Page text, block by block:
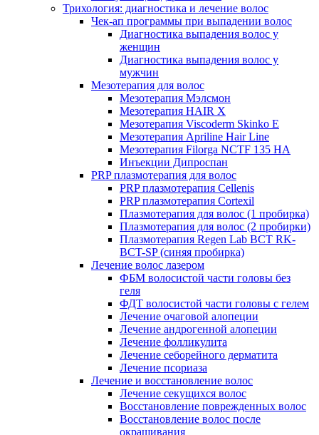
Трихология: диагностика и лечение волос
Чек-ап программы при выпадении волос
Диагностика выпадения волос у
женщин
Диагностика выпадения волос у
мужчин
Мезотерапия для волос
Мезотерапия Мэлсмон
Мезотерапия HAIR X
Мезотерапия Viscoderm Skinko E
Мезотерапия Apriline Hair Line
Мезотерапия Filorga NCTF 135 HA
Инъекции Дипроспан
PRP плазмотерапия для волос
PRP плазмотерапия Cellenis
PRP плазмотерапия Cortexil
Плазмотерапия для волос (1 пробирка)
Плазмотерапия для волос (2 пробирки)
Плазмотерапия Regen Lab BCT RK-
BCT-SP (синяя пробирка)
Лечение волос лазером
ФБМ волосистой части головы без
геля
ФДТ волосистой части головы с гелем
Лечение очаговой алопеции
Лечение андрогенной алопеции
Лечение фолликулита
Лечение себорейного дерматита
Лечение псориаза
Лечение и восстановление волос
Лечение секущихся волос
Восстановление поврежденных волос
Восстановление волос после
окрашивания